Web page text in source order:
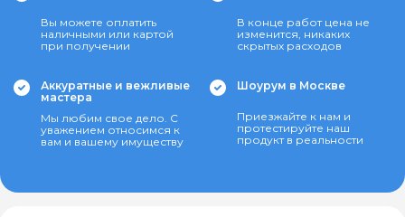
Вы можете оплатить
наличными или картой
при получении
В конце работ цена не
изменится, никаких
скрытых расходов
Аккуратные и вежливые
мастера
Мы любим свое дело. С
уважением относимся к
вам и вашему имуществу
Шоурум в Москве
Приезжайте к нам и
протестируйте наш
продукт в реальности